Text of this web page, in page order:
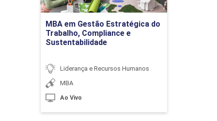
MBA em Gestão Estratégica do
Trabalho, Compliance e
Sustentabilidade
Liderança e Recursos Humanos
MBA
Ao Vivo
Ir para Inscrição